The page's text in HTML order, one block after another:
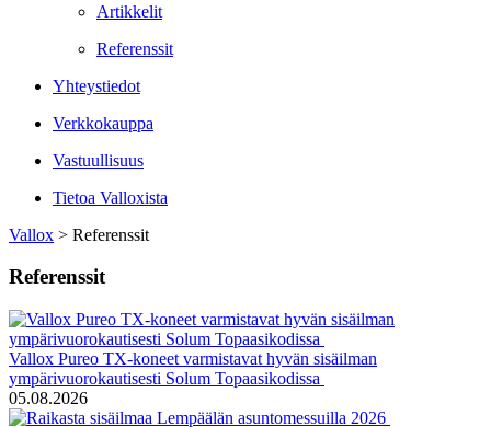
Artikkelit
Referenssit
Yhteystiedot
Verkkokauppa
Vastuullisuus
Tietoa Valloxista
Vallox > Referenssit
Referenssit
Vallox Pureo TX-koneet varmistavat hyvän sisäilman
ympärivuorokautisesti Solum Topaasikodissa
05.08.2026